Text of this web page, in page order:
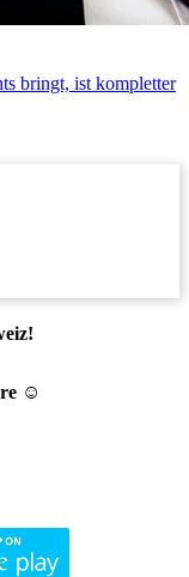
bringt, ist kompletter
☺